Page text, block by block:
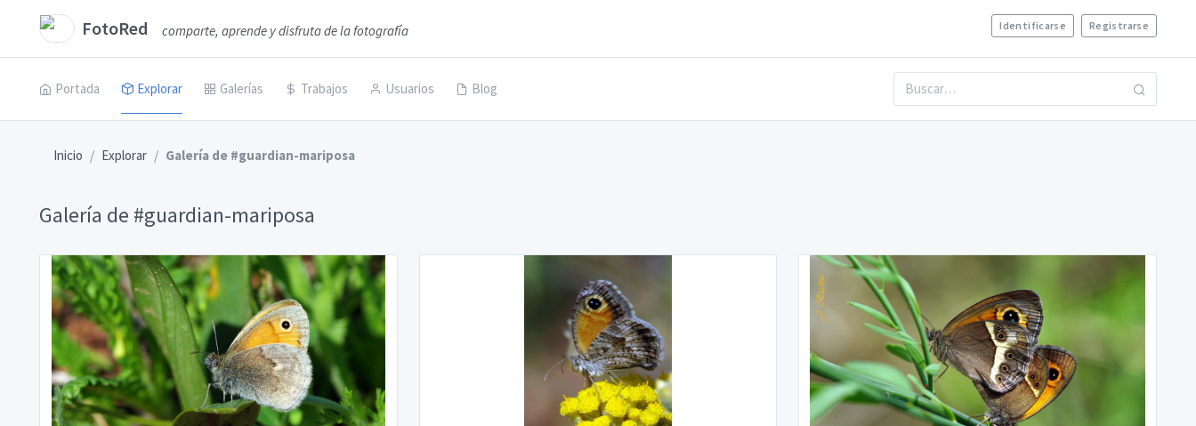
FotoRed comparte, aprende y disfruta de la fotografía Identificarse Registrarse
Portada Explorar Galerías Trabajos Usuarios Blog
Inicio Explorar Galería de #guardian-mariposa
Galería de #guardian-mariposa